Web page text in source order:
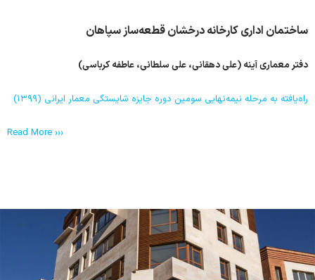
ساختمان اداری کارخانه درخشان قطعه‌ساز سپاهان
دفتر معماری آینه (علی دهقانی، علی سلطانی، عاطفه کرباسی)
راه‌یافته به مرحله نیمه‌نهایی سومین دوره جایزه شایستگی معمار ایرانی (۱۳۹۹)
Read More ›››